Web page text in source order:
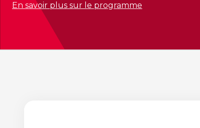
En savoir plus sur le programme